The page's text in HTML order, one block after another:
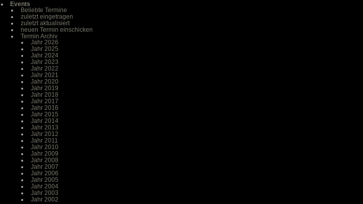
Events
Beliebte Termine
zuletzt eingetragen
zuletzt aktualisiert
neuen Termin einschicken
Termin Archiv
Jahr 2026
Jahr 2025
Jahr 2024
Jahr 2023
Jahr 2022
Jahr 2021
Jahr 2020
Jahr 2019
Jahr 2018
Jahr 2017
Jahr 2016
Jahr 2015
Jahr 2014
Jahr 2013
Jahr 2012
Jahr 2011
Jahr 2010
Jahr 2009
Jahr 2008
Jahr 2007
Jahr 2006
Jahr 2005
Jahr 2004
Jahr 2003
Jahr 2002